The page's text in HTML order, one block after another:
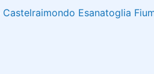
Castelraimondo Esanatoglia